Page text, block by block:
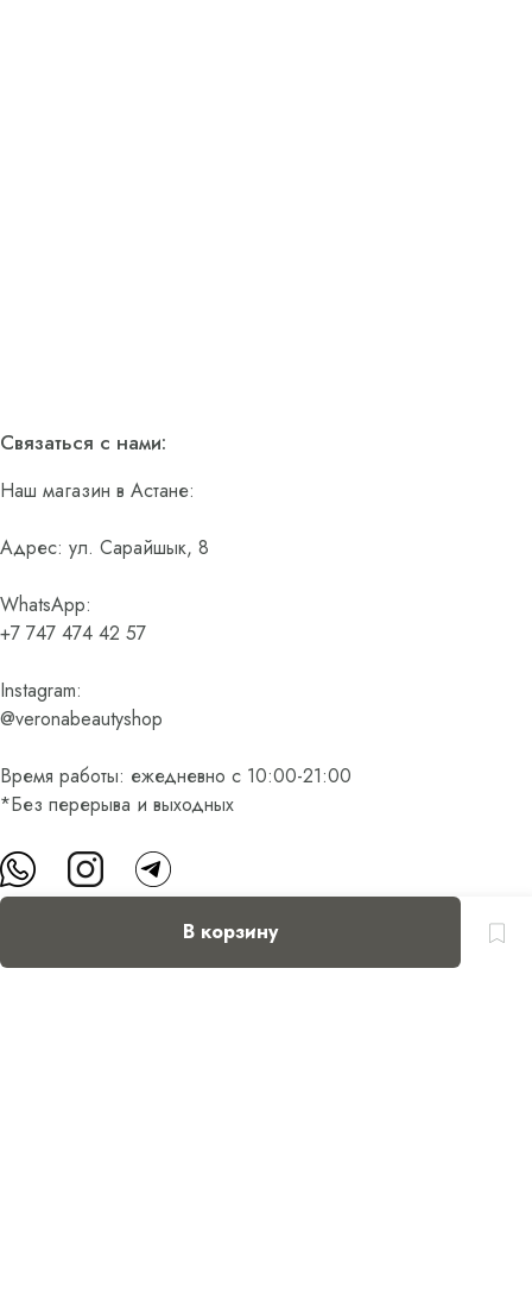
В корзину
Связаться с нами:
Наш магазин в Астане:
Адрес: ул. Сарайшык, 8
WhatsApp:
+7 747 474 42 57
Instagram:
@veronabeautyshop
Время работы: ежедневно с 10:00-21:00
*Без перерыва и выходных
Доставка и оплата